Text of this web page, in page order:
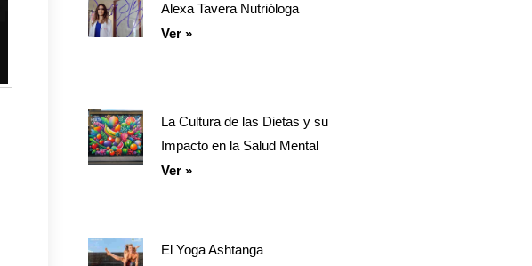
Alexa Tavera Nutrióloga
Ver »
La Cultura de las Dietas y su
Impacto en la Salud Mental
Ver »
El Yoga Ashtanga